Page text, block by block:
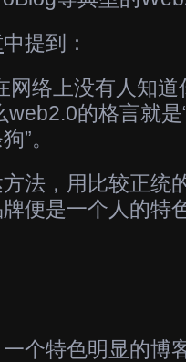
中提到：
网络上没有人知
的格言就
”。
法，用比较正统
便是一个人的特
个特色明显的博